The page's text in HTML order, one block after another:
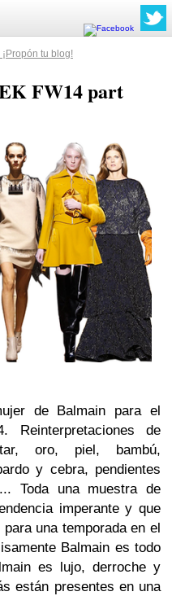
tu blog!
FW14 part
de Balmain para el
Reinterpretaciones de
oro, piel, bambú,
y cebra, pendientes
Toda una muestra de
imperante y que
una temporada en el
Balmain es todo
es lujo, derroche y
están presentes en una